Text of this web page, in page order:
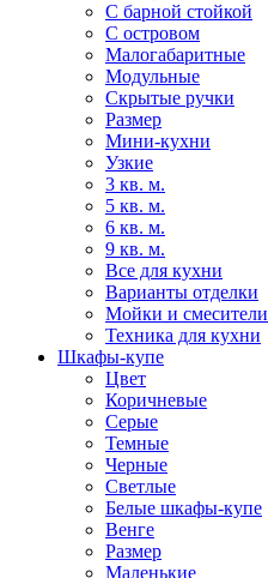
С барной стойкой
С островом
Малогабаритные
Модульные
Скрытые ручки
Размер
Мини-кухни
Узкие
3 кв. м.
5 кв. м.
6 кв. м.
9 кв. м.
Все для кухни
Варианты отделки
Мойки и смесители
Техника для кухни
Шкафы-купе
Цвет
Коричневые
Серые
Темные
Черные
Светлые
Белые шкафы-купе
Венге
Размер
Маленькие